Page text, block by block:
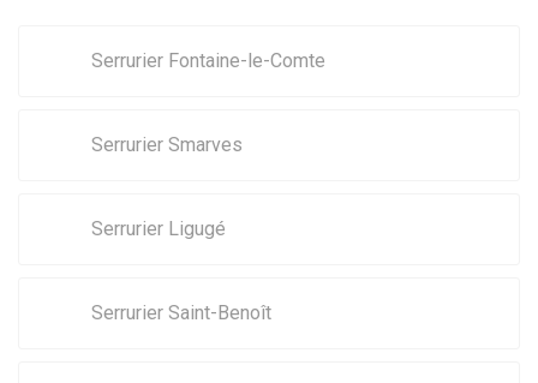
Serrurier Fontaine-le-Comte
Serrurier Smarves
Serrurier Ligugé
Serrurier Saint-Benoît